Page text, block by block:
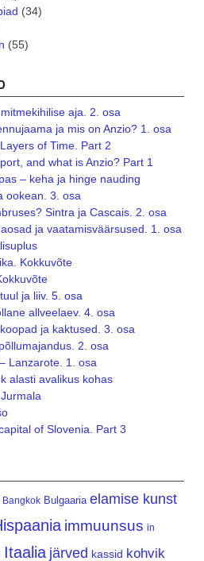
(34)
(55)
aja. 2. osa
ja mis on Anzio? 1. osa
of Time. Part 2
and what is Anzio? Part 1
– keha ja hinge nauding
ookean. 3. osa
Sintra ja Cascais. 2. osa
ja vaatamisväärsused. 1. osa
Kokkuvõte
ja liiv. 5. osa
allveelaev. 4. osa
ja kaktused. 3. osa
2. osa
Lanzarote. 1. osa
alasti avalikus kohas
of Slovenia. Part 3
Bangkok Bulgaaria elamise kunst
immuunsus in
Itaalia järved kassid kohvik